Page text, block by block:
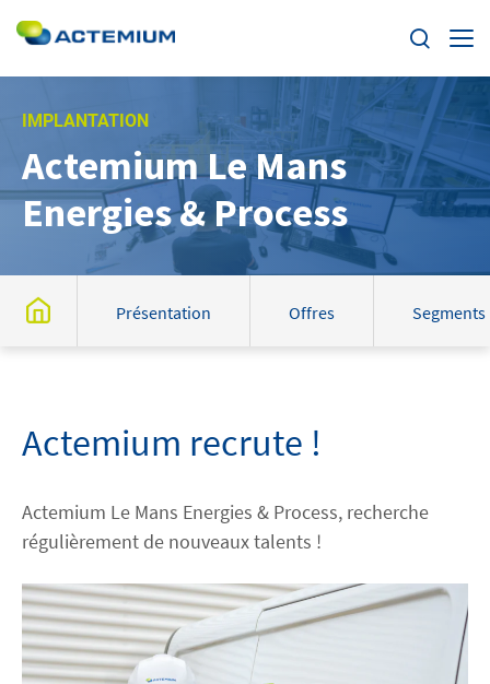
Enjeux
Segments
Offres
Actualités
Trouvez votre Actemium
Découvrez Actemium
Rejoignez nos équipes
linkedin
Rechercher :
IMPLANTATION
Actemium Le Mans
Energies & Process
Présentation Offres Segments
Actemium recrute !
Actemium Le Mans Energies & Process, recherche
régulièrement de nouveaux talents !